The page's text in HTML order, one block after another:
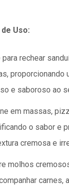
Uso:
rechear
proporcionando
e saboroso ao
em massas,
o sabor e
cremosa e
molhos
carnes,